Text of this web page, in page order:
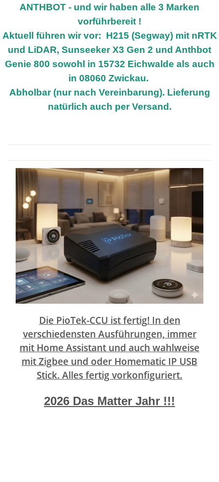
ANTHBOT - und wir haben alle 3 Marken
vorführbereit !
Aktuell führen wir vor: H215 (Segway) mit nRTK
und LiDAR, Sunseeker X3 Gen 2 und Anthbot
Genie 800 sowohl in 15732 Eichwalde als auch
in 08060 Zwickau.
Abholbar (nur nach Vereinbarung). Lieferung
natürlich auch per Versand.
Die PioTek-CCU ist fertig! In den
verschiedensten Ausführungen, immer
mit Home Assistant und auch wahlweise
mit Zigbee und oder Homematic IP USB
Stick. Alles fertig vorkonfiguriert.
2026 Das Matter Jahr !!!